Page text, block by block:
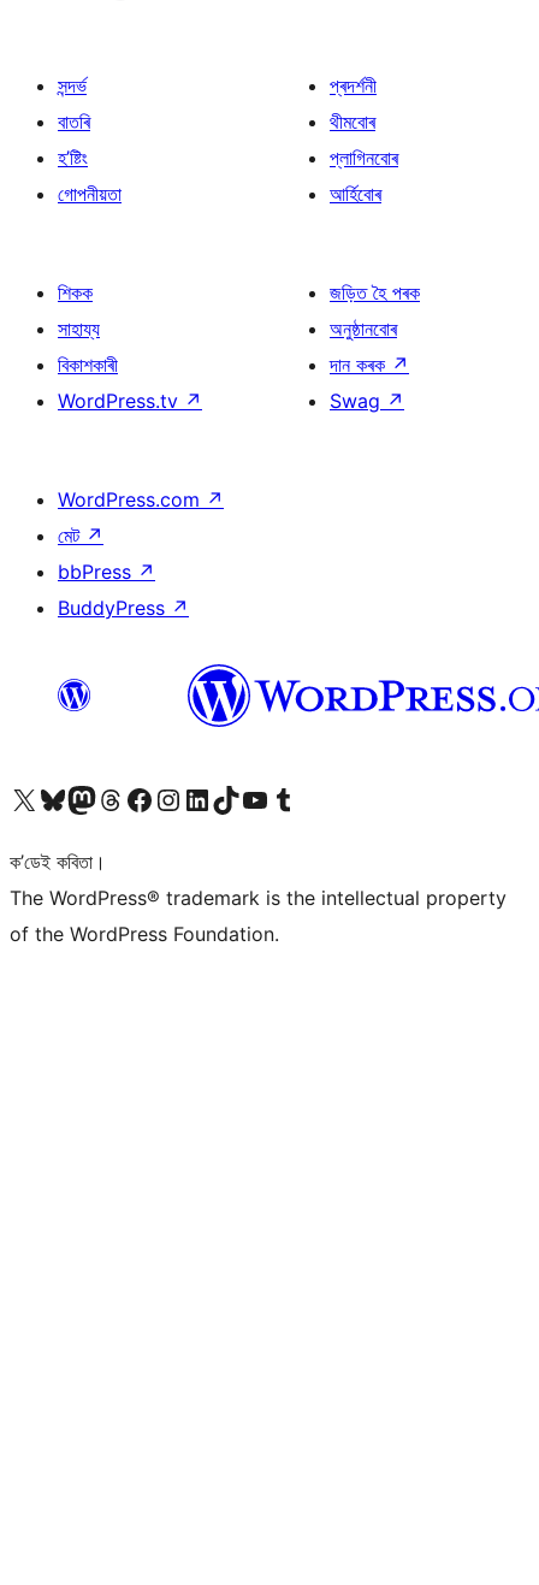
সন্দৰ্ভ
বাতৰি
হ’ষ্টিং
গোপনীয়তা
প্ৰদৰ্শনী
থীমবোৰ
প্লাগিনবোৰ
আৰ্হিবোৰ
শিকক
সাহায্য
বিকাশকাৰী
WordPress.tv ↗
জড়িত হৈ পৰক
অনুষ্ঠানবোৰ
দান কৰক ↗
Swag ↗
WordPress.com ↗
মেট ↗
bbPress ↗
BuddyPress ↗
আমাৰ X (আগৰ Twitter) একাউণ্টলৈ যাওকআমাৰ Bluesky একাউণ্টলৈ যাওকআমাৰ Mastodon একাউণ্টলৈ যাওকআমাৰ Threads একাউণ্টলৈ যাওকআমাৰ Facebook পৃষ্ঠালৈ যাওকআমাৰ Instagram একাউণ্টলৈ যাওকআমাৰ LinkedIn একাউণ্টলৈ যাওকআমাৰ TikTok একাউণ্টলৈ যাওকআমাৰ YouTube চেনেললৈ যাওকআমাৰ Tumblr একাউণ্টলৈ যাওক
ক’ডেই কবিতা।
The WordPress® trademark is the intellectual property
of the WordPress Foundation.